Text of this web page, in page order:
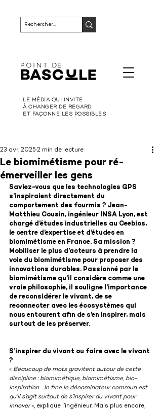
LE MÉDIA QUI INVITE
À CHANGER DE REGARD
ET FAÇONNE LES POSSIBLES
Le biomimétisme pour ré-
émerveiller les gens
23 avr. 2025 2 min de lecture
Saviez-vous que les technologies GPS
s’inspiraient directement du
comportement des fourmis ? Jean-
Matthieu Cousin, ingénieur INSA Lyon, est
chargé d’études industrielles au Ceebios,
le centre d’expertise et d’études en
biomimétisme en France. Sa mission ?
Mobiliser le plus d’acteurs à prendre la
voie du biomimétisme pour proposer des
innovations durables. Passionné par le
biomimétisme qu’il considère comme une
vraie philosophie, il souligne l’importance
de reconsidérer le vivant, de se
reconnecter avec les écosystèmes qui
nous entourent afin de s’en inspirer, mais
surtout de les préserver.
S’inspirer du vivant ou faire avec le vivant
?
« Beaucoup de mots gravitent autour de cette
discipline : biomimétique, biomimétisme, bio-
inspiration… In fine le dénominateur commun est
qu’il s’agit surtout de s’inspirer du vivant pour
innover », explique l’ingénieur. Mais plus encore,